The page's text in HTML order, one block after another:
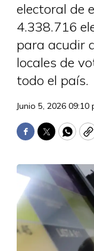
electoral de
4.338.716
para acudir
locales de
todo el país.
Junio 5, 2026 09:10
Facebook
Twitter